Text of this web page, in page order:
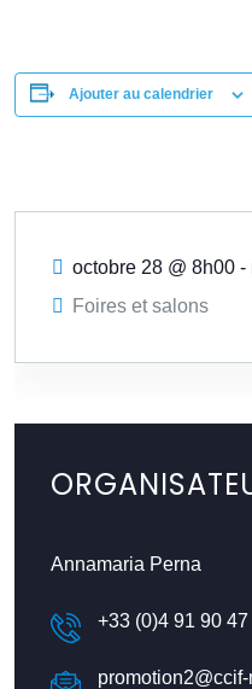
Ajouter au calendrier
octobre 28 @ 8h00 -
Foires et salons
Annamaria Perna
+33 (0)4 91 90